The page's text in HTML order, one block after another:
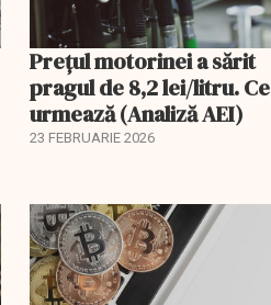
Prețul motorinei a sărit
pragul de 8,2 lei/litru. Ce
urmează (Analiză AEI)
23 FEBRUARIE 2026